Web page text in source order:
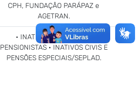
CPH, FUNDAÇÃO PARÁPAZ e
AGETRAN.
· INATIVOS MILITARES E
PENSIONISTAS · INATIVOS CIVIS E
PENSÕES ESPECIAIS/SEPLAD.